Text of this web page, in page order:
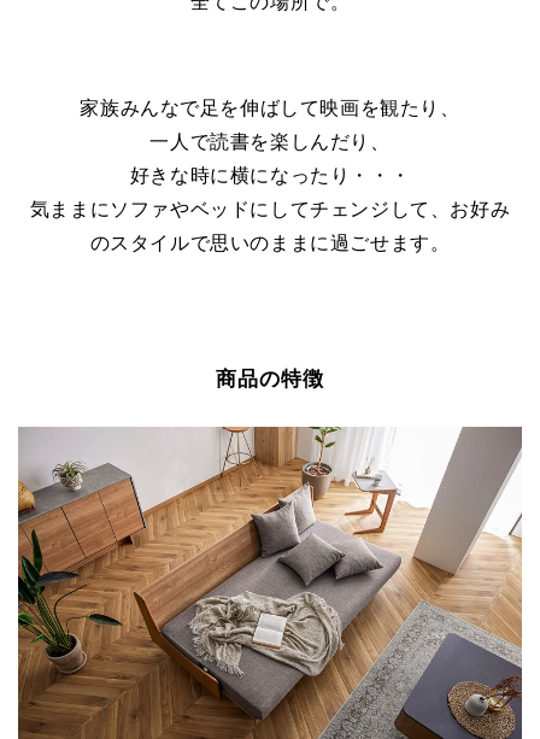
家族みんなで足を伸ばして映画を観たり、
一人で読書を楽しんだり、
好きな時に横になったり・・・
気ままにソファやベッドにしてチェンジして、お好み
のスタイルで思いのままに過ごせます。
商品の特徴